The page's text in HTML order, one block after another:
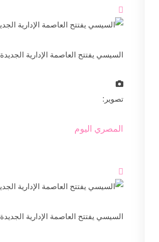

السيسي يفتتح العاصمة الإدارية الجديدة
تصوير:
المصري اليوم

السيسي يفتتح العاصمة الإدارية الجديدة